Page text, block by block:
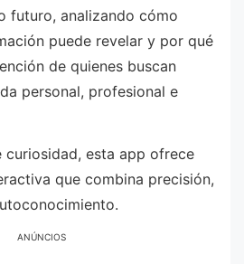
futuro, analizando cómo
puede revelar y por qué
de quienes buscan
personal, profesional e
curiosidad, esta app ofrece
que combina precisión,
ANÚNCIOS